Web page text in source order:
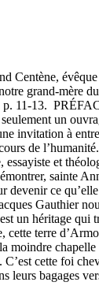
Centène,
grand-mère
p. 11-13.
un
invitation à
de
essayiste et
sainte
devenir ce
Gauthier
un héritage qui
cette terre
moindre
cette foi
leurs bagages